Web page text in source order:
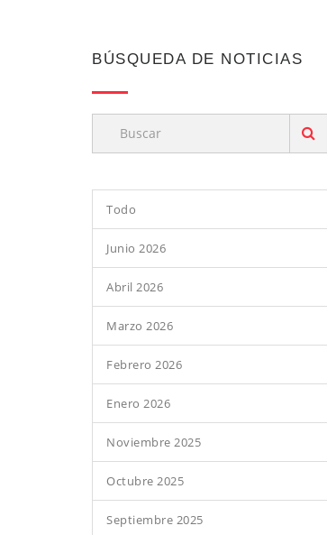
BÚSQUEDA DE NOTICIAS
Todo
Junio 2026
Abril 2026
Marzo 2026
Febrero 2026
Enero 2026
Noviembre 2025
Octubre 2025
Septiembre 2025